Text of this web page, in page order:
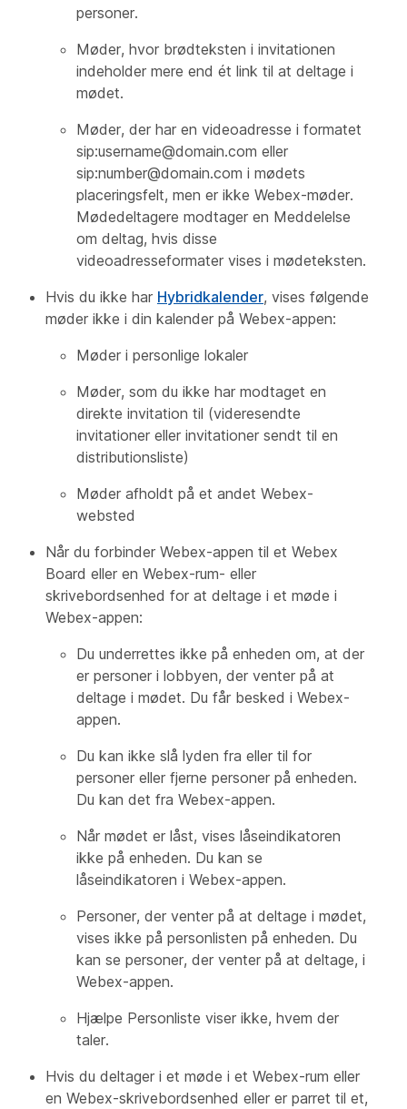
personer.
Møder, hvor brødteksten i invitationen
indeholder mere end ét link til at deltage i
mødet.
Møder, der har en videoadresse i formatet
sip:username@domain.com eller
sip:number@domain.com i mødets
placeringsfelt, men er ikke Webex-møder.
Mødedeltagere modtager en Meddelelse
om deltag, hvis disse
videoadresseformater vises i mødeteksten.
Hvis du ikke har Hybridkalender, vises følgende
møder ikke i din kalender på Webex-appen:
Møder i personlige lokaler
Møder, som du ikke har modtaget en
direkte invitation til (videresendte
invitationer eller invitationer sendt til en
distributionsliste)
Møder afholdt på et andet Webex-
websted
Når du forbinder Webex-appen til et Webex
Board eller en Webex-rum- eller
skrivebordsenhed for at deltage i et møde i
Webex-appen:
Du underrettes ikke på enheden om, at der
er personer i lobbyen, der venter på at
deltage i mødet. Du får besked i Webex-
appen.
Du kan ikke slå lyden fra eller til for
personer eller fjerne personer på enheden.
Du kan det fra Webex-appen.
Når mødet er låst, vises låseindikatoren
ikke på enheden. Du kan se
låseindikatoren i Webex-appen.
Personer, der venter på at deltage i mødet,
vises ikke på personlisten på enheden. Du
kan se personer, der venter på at deltage, i
Webex-appen.
Hjælpe Personliste viser ikke, hvem der
taler.
Hvis du deltager i et møde i et Webex-rum eller
en Webex-skrivebordsenhed eller er parret til et,